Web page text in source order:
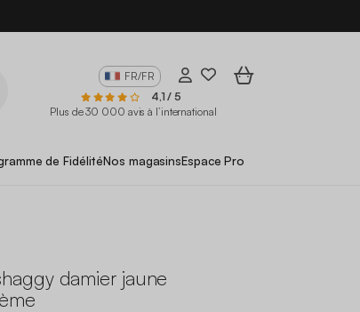
FR/FR
4,1 / 5
Plus de 30 000 avis à l’international
de FidélitéNos magasinsEspace Pro
damier jaune